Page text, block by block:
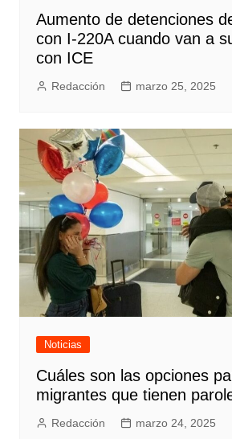
Aumento de detenciones
con I-220A cuando van a
con ICE
Redacción marzo 25, 2025
Noticias
Cuáles son las opciones
migrantes que tienen
Redacción marzo 24, 2025